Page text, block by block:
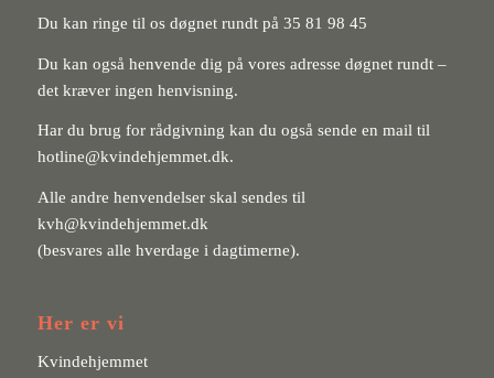
Du kan ringe til os døgnet rundt på 35 81 98 45
Du kan også henvende dig på vores adresse døgnet rundt –
det kræver ingen henvisning.
Har du brug for rådgivning kan du også sende en mail til
hotline@kvindehjemmet.dk.
Alle andre henvendelser skal sendes til
kvh@kvindehjemmet.dk
(besvares alle hverdage i dagtimerne).
Her er vi
Kvindehjemmet